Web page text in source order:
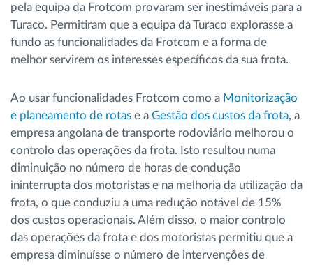
pela equipa da Frotcom provaram ser inestimáveis para a
Turaco. Permitiram que a equipa da Turaco explorasse a
fundo as funcionalidades da Frotcom e a forma de
melhor servirem os interesses específicos da sua frota.
Ao usar funcionalidades Frotcom como a Monitorização
e planeamento de rotas e a Gestão dos custos da frota, a
empresa angolana de transporte rodoviário melhorou o
controlo das operações da frota. Isto resultou numa
diminuição no número de horas de condução
ininterrupta dos motoristas e na melhoria da utilização da
frota, o que conduziu a uma redução notável de 15%
dos custos operacionais. Além disso, o maior controlo
das operações da frota e dos motoristas permitiu que a
empresa diminuísse o número de intervenções de